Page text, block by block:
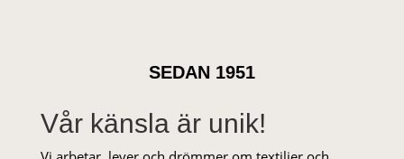
SEDAN 1951
Vår känsla är unik!